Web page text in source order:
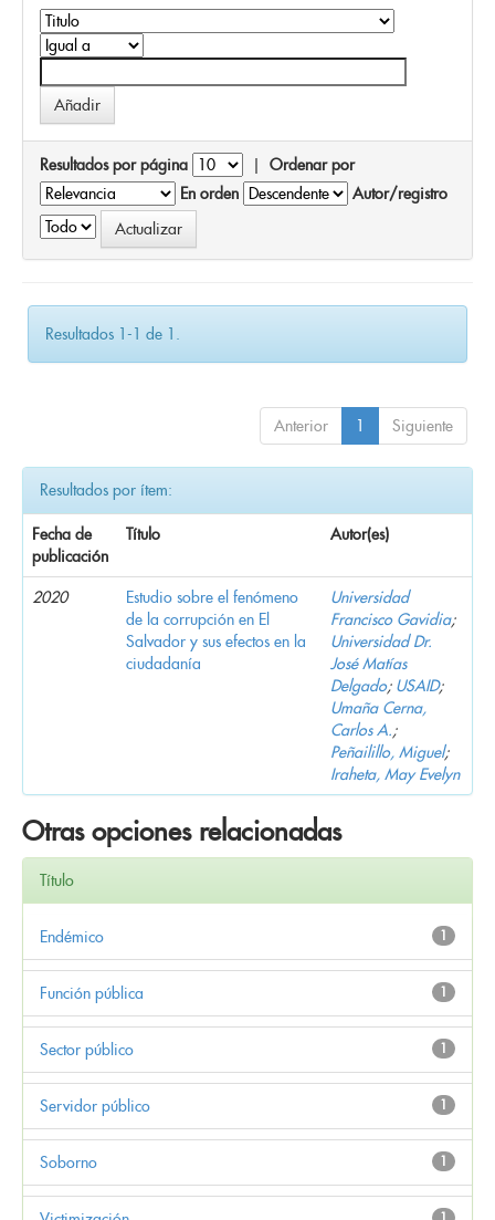
Resultados por página | Ordenar por
En orden
Autor/registro
Resultados 1-1 de 1.
Anterior 1 Siguiente
Resultados por ítem:
Fecha de
publicación
Título Autor(es)
2020
Estudio sobre el fenómeno
de la corrupción en El
Salvador y sus efectos en la
ciudadanía
Universidad
Francisco Gavidia;
Universidad Dr.
José Matías
Delgado; USAID;
Umaña Cerna,
Carlos A.;
Peñailillo, Miguel;
Iraheta, May Evelyn
Otras opciones relacionadas
Título
1
Endémico
1
Función pública
1
Sector público
1
Servidor público
1
Soborno